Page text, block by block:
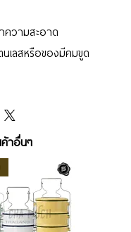
ความสะอาด
นเลสหรือของมีคมขูด
าอื่นๆ